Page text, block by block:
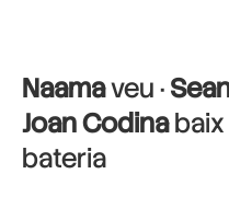
Naamaveu ·
Joan Codinabaix
bateria